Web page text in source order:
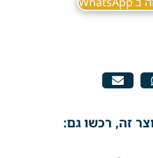
זה, רכשו גם: